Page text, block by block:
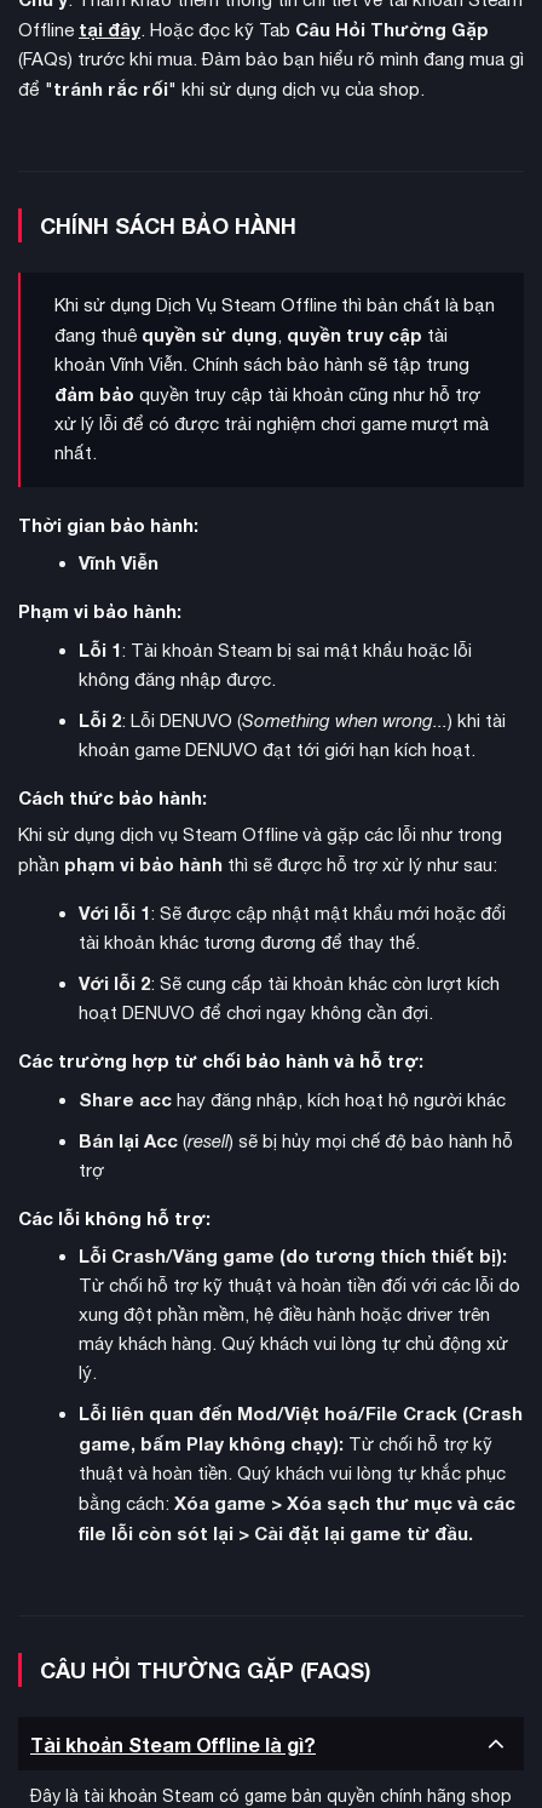
hiệu quả.
Về cách xây dựng nhân vật, game có3 nhánh kỹ năng đặc
trưng: Prowler tập trung vào lén lút và đột kích, Brave
riêng.
Thế giới game mở rộng lớn với
rậm nguyên sinh, thảo nguyên bạt ngàn, sa mạc khô cằn cho
đến núi tuyết lạnh giá. Người chơi có thể tự do khám phá, leo
và thu thập các món đồ sưu tầm giá trị.
khám phá vùng đất băng giá khắc nghiệt, nơi sinh sống của
bộ tộc Banuk đầy bí ẩn. DLC giới thiệu nhiều kẻ thù mới –
những cỗ máy bị nhiễm virus daemon và trở nên nguy hiểm
hơn, cùng với đó là các loại vũ khí và trang bị mới tích hợp
cốt truyện
, game kể về hành trình của Aloy khám
phá nguồn gốc xuất thân và số phận của nhân loại trong thế
giới đầy rẫy máy móc. Cô gặp gỡ nhiều bộ tộc khác nhau với
văn hóa và tín ngưỡng riêng biệt, một số tôn thờ máy móc
trong khi số khác lại khiếp sợ chúng. Câu chuyện đan xen
giữa hành trình khám phá bản thân với các chủ đề lớn về sự
sống còn và sụp đổ môi trường.
thời tiết và chu kỳ ngày đêm vô cùng sinh động. Horizon Zero
gameplay sáng tạo và thiết kế thế giới tuyệt đẹp, mang đến
trải nghiệm phiêu lưu đáng nhớ cho mọi người chơi.
Offline tại đây. Hoặc đọc kỹ Tab Câu Hỏi Thường Gặp
(FAQs) trước khi mua. Đảm bảo bạn hiểu rõ mình đang mua gì
để "tránh rắc rối" khi sử dụng dịch vụ của shop.
CHÍNH SÁCH BẢO HÀNH
Khi sử dụng Dịch Vụ Steam Offline thì bản chất là bạn
đang thuê quyền sử dụng, quyền truy cập tài
khoản Vĩnh Viễn. Chính sách bảo hành sẽ tập trung
đảm bảo quyền truy cập tài khoản cũng như hỗ trợ
xử lý lỗi để có được trải nghiệm chơi game mượt mà
nhất.
Thời gian bảo hành:
Vĩnh Viễn
Phạm vi bảo hành:
Lỗi 1: Tài khoản Steam bị sai mật khẩu hoặc lỗi
không đăng nhập được.
Lỗi 2: Lỗi DENUVO (Something when wrong...) khi tài
khoản game DENUVO đạt tới giới hạn kích hoạt.
Cách thức bảo hành:
Khi sử dụng dịch vụ Steam Offline và gặp các lỗi như trong
phần phạm vi bảo hành thì sẽ được hỗ trợ xử lý như sau:
Với lỗi 1: Sẽ được cập nhật mật khẩu mới hoặc đổi
tài khoản khác tương đương để thay thế.
Với lỗi 2: Sẽ cung cấp tài khoản khác còn lượt kích
hoạt DENUVO để chơi ngay không cần đợi.
Các trường hợp từ chối bảo hành và hỗ trợ:
Share acchay đăng nhập, kích hoạt hộ người khác
Bán lại Acc(resell) sẽ bị hủy mọi chế độ bảo hành hỗ
trợ
Các lỗi không hỗ trợ:
Lỗi Crash/Văng game (do tương thích thiết bị):
Từ chối hỗ trợ kỹ thuật và hoàn tiền đối với các lỗi do
xung đột phần mềm, hệ điều hành hoặc driver trên
máy khách hàng. Quý khách vui lòng tự chủ động xử
lý.
Lỗi liên quan đến Mod/Việt hoá/File Crack (Crash
game, bấm Play không chạy):Từ chối hỗ trợ kỹ
thuật và hoàn tiền. Quý khách vui lòng tự khắc phục
bằng cách: Xóa game > Xóa sạch thư mục và các
file lỗi còn sót lại > Cài đặt lại game từ đầu.
CÂU HỎI THƯỜNG GẶP (FAQS)
Tài khoản Steam Offline là gì?
Đây là tài khoản Steam có game bản quyền chính hãng shop